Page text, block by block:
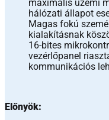
maximális üzemi
hálózati állapot
Magas fokú
kialakításnak
16-bites
vezérlőpanel
kommunikációs
Előnyök: